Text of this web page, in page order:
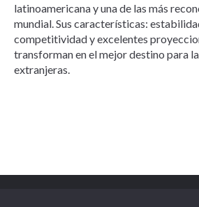
latinoamericana y una de las más
mundial. Sus características:
competitividad y excelentes
transforman en el mejor destino para
extranjeras.